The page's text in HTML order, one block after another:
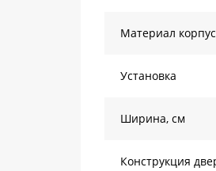
Материал
Установка
Ширина, см
Конструкция